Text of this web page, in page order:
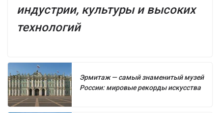
индустрии, культуры и высоких
технологий
Эрмитаж — самый знаменитый музей
России: мировые рекорды искусства